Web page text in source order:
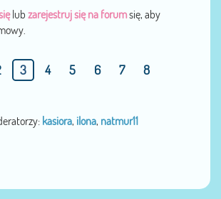
lub zarejestruj się na forumsię, aby
3 4 5 6 7 8
kasiora, ilona, natmur11